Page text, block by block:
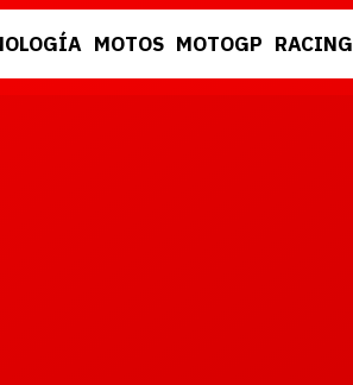
MOTOS MOTOGP RACING